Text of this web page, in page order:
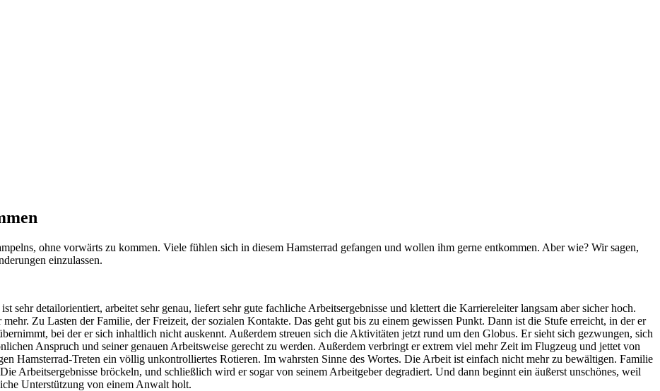
ohne vorwärts zu kommen. Viele fühlen sich in diesem Hamsterrad gefangen und wollen ihm gerne entkommen. Aber wie? Wir sagen,
einzulassen.
sehr detailorientiert, arbeitet sehr genau, liefert sehr gute fachliche Arbeitsergebnisse und klettert die Karriereleiter langsam aber sicher hoch.
Zu Lasten der Familie, der Freizeit, der sozialen Kontakte. Das geht gut bis zu einem gewissen Punkt. Dann ist die Stufe erreicht, in der er
bei der er sich inhaltlich nicht auskennt. Außerdem streuen sich die Aktivitäten jetzt rund um den Globus. Er sieht sich gezwungen, sich
Anspruch und seiner genauen Arbeitsweise gerecht zu werden. Außerdem verbringt er extrem viel mehr Zeit im Flugzeug und jettet von
Hamsterrad-Treten ein völlig unkontrolliertes Rotieren. Im wahrsten Sinne des Wortes. Die Arbeit ist einfach nicht mehr zu bewältigen. Familie
Arbeitsergebnisse bröckeln, und schließlich wird er sogar von seinem Arbeitgeber degradiert. Und dann beginnt ein äußerst unschönes, weil
Unterstützung von einem Anwalt holt.